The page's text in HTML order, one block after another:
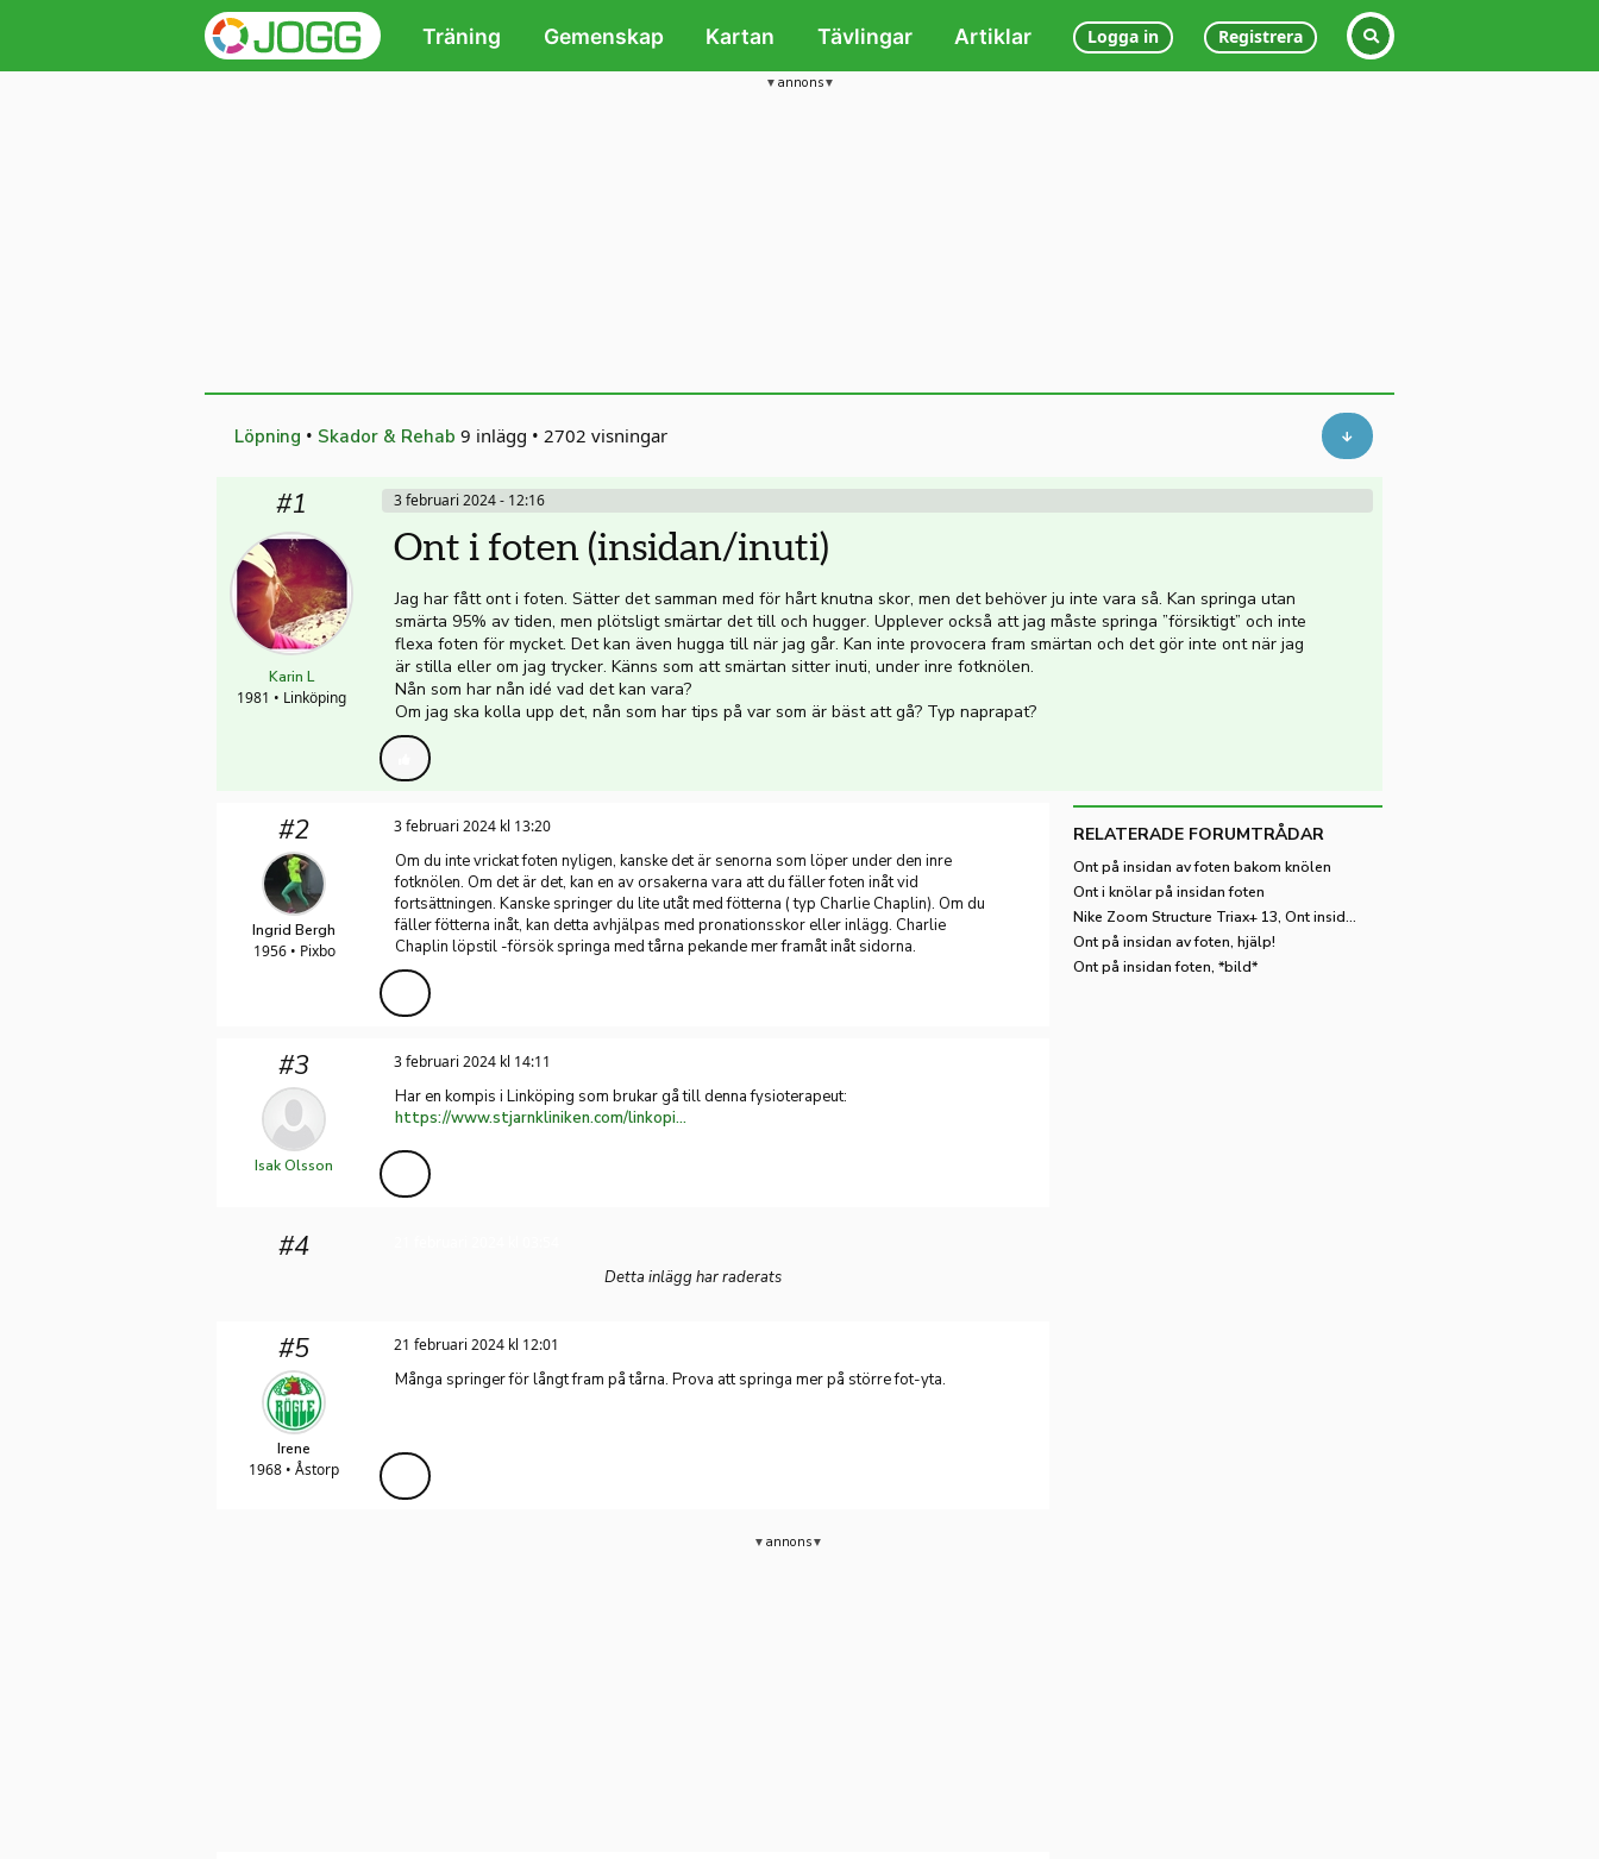
Träning Gemenskap Kartan Tävlingar Artiklar Logga in Registrera
annons
Löpning • Skador & Rehab 9 inlägg • 2702 visningar
#1
Karin L
1981 • Linköping
3 februari 2024 - 12:16
Ont i foten (insidan/inuti)
Jag har fått ont i foten. Sätter det samman med för hårt knutna skor, men det behöver ju inte vara så. Kan springa utan
smärta 95% av tiden, men plötsligt smärtar det till och hugger. Upplever också att jag måste springa ”försiktigt” och inte
flexa foten för mycket. Det kan även hugga till när jag går. Kan inte provocera fram smärtan och det gör inte ont när jag
är stilla eller om jag trycker. Känns som att smärtan sitter inuti, under inre fotknölen.
Nån som har nån idé vad det kan vara?
Om jag ska kolla upp det, nån som har tips på var som är bäst att gå? Typ naprapat?
#2
Ingrid Bergh
1956 • Pixbo
3 februari 2024 kl 13:20
Om du inte vrickat foten nyligen, kanske det är senorna som löper under den inre
fotknölen. Om det är det, kan en av orsakerna vara att du fäller foten inåt vid
fortsättningen. Kanske springer du lite utåt med fötterna ( typ Charlie Chaplin). Om du
fäller fötterna inåt, kan detta avhjälpas med pronationsskor eller inlägg. Charlie
Chaplin löpstil -försök springa med tårna pekande mer framåt inåt sidorna.
#3
Isak Olsson
3 februari 2024 kl 14:11
Har en kompis i Linköping som brukar gå till denna fysioterapeut:
https://www.stjarnkliniken.com/linkoping/personal/franck-lafuma/
#4
Detta inlägg har raderats
#5
Irene
1968 • Åstorp
21 februari 2024 kl 12:01
Många springer för långt fram på tårna. Prova att springa mer på större fot-yta.
annons
RELATERADE FORUMTRÅDAR
Ont på insidan av foten bakom knölen
Ont i knölar på insidan foten
Nike Zoom Structure Triax+ 13, Ont insidan av foten
Ont på insidan av foten, hjälp!
Ont på insidan foten, *bild*